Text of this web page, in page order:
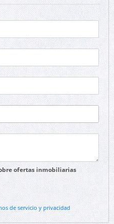
ofertas inmobiliarias
de servicio y privacidad